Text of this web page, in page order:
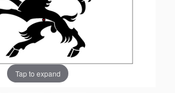
Tap to expand